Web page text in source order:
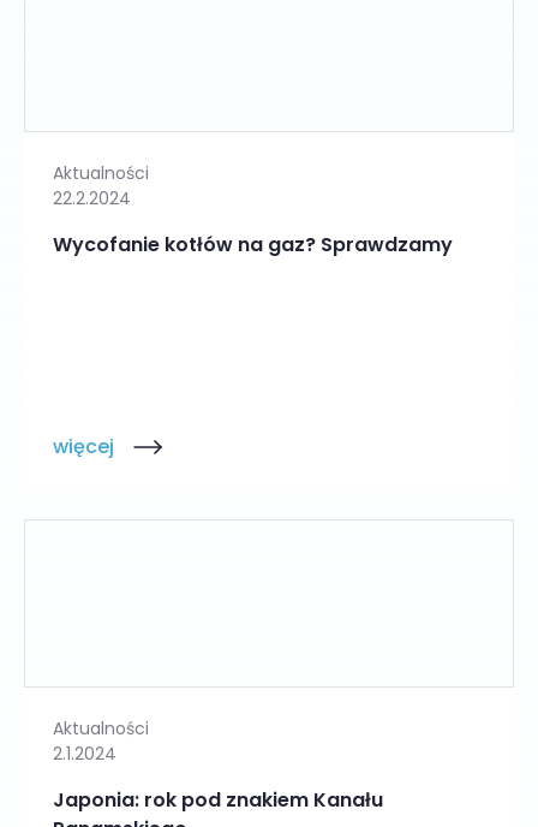
Aktualności
22.2.2024
Wycofanie kotłów na gaz? Sprawdzamy
więcej
Aktualności
2.1.2024
Japonia: rok pod znakiem Kanału